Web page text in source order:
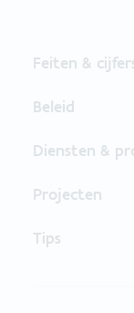
Feiten &
Beleid
Diensten &
Projecten
Tips